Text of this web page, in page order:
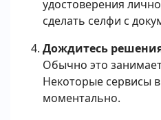
удостоверения
сделать селфи с
Дождитесь
Обычно это
Некоторые сервисы
моментально.